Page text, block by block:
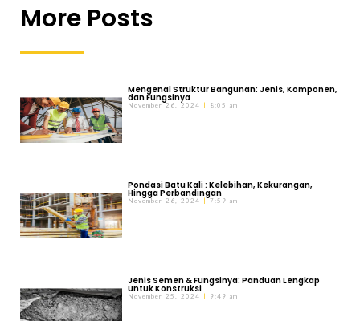
More Posts
Mengenal Struktur Bangunan: Jenis, Komponen,
dan Fungsinya
November 26, 2024 8:05 am
Pondasi Batu Kali : Kelebihan, Kekurangan,
Hingga Perbandingan
November 26, 2024 7:59 am
Jenis Semen & Fungsinya: Panduan Lengkap
untuk Konstruksi
November 25, 2024 9:49 am